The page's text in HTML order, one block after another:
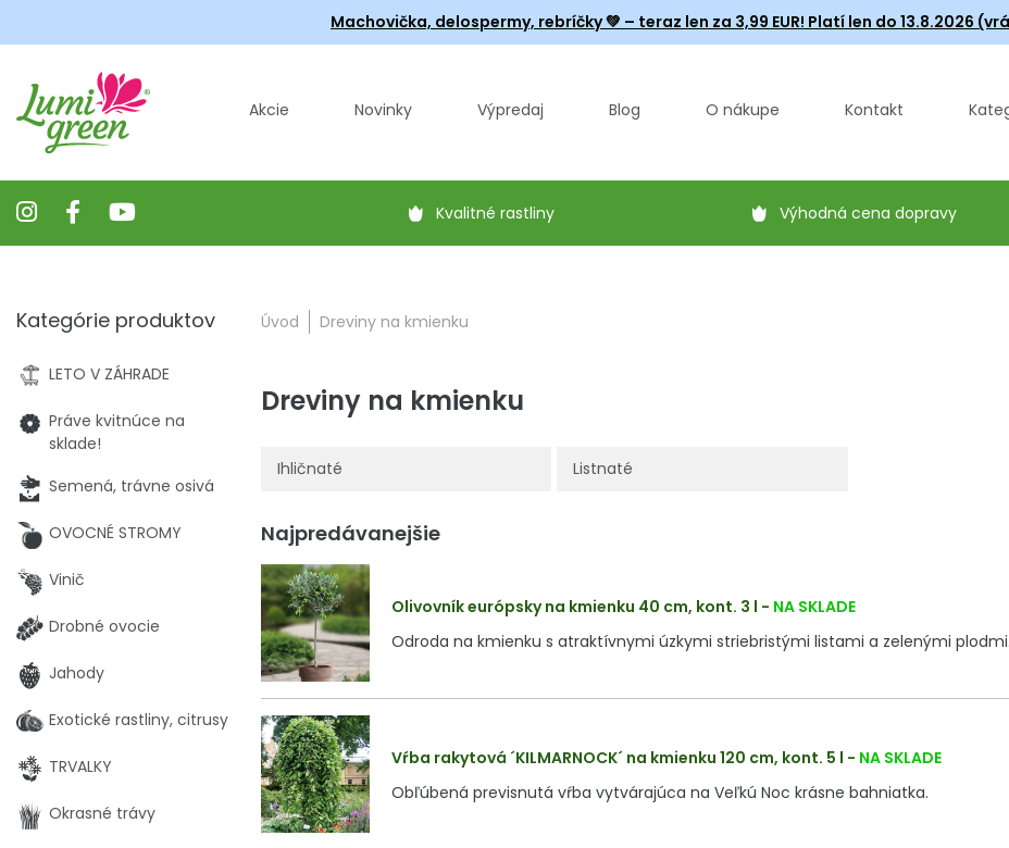
Machovička, delospermy, rebríčky💚 – teraz len za 3,99 EUR! Platí len do 13.8.2026
Akcie Novinky Výpredaj Blog O nákupe Kontakt
Kvalitné rastliny Výhodná cena dopravy
Úvod Dreviny na kmienku
Dreviny na kmienku
Ihličnaté Listnaté
Najpredávanejšie
Olivovník európsky na kmienku 40 cm, kont. 3 l - NA SKLADE
Odroda na kmienku s atraktívnymi úzkymi striebristými listami a zelenými plodmi.
Vŕba rakytová ´KILMARNOCK´ na kmienku 120 cm, kont. 5 l - NA SKLADE
Obľúbená previsnutá vŕba vytvárajúca na Veľkú Noc krásne bahniatka.
Kategórie produktov
LETO V ZÁHRADE
Práve kvitnúce na
sklade!
Semená, trávne osivá
OVOCNÉ STROMY
Vinič
Drobné ovocie
Jahody
Exotické rastliny, citrusy
TRVALKY
Okrasné trávy